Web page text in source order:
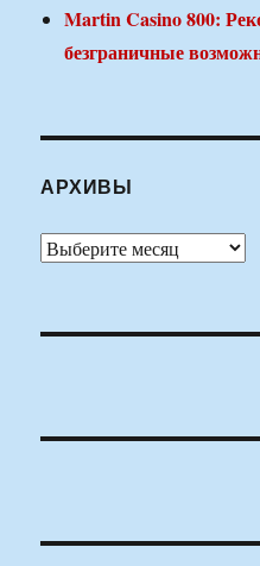
Martin Casino 800:
безграничные
АРХИВЫ
Архивы